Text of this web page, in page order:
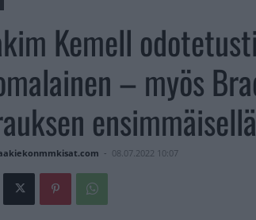
Kemell
– myös
- 08.07.2022 10:07